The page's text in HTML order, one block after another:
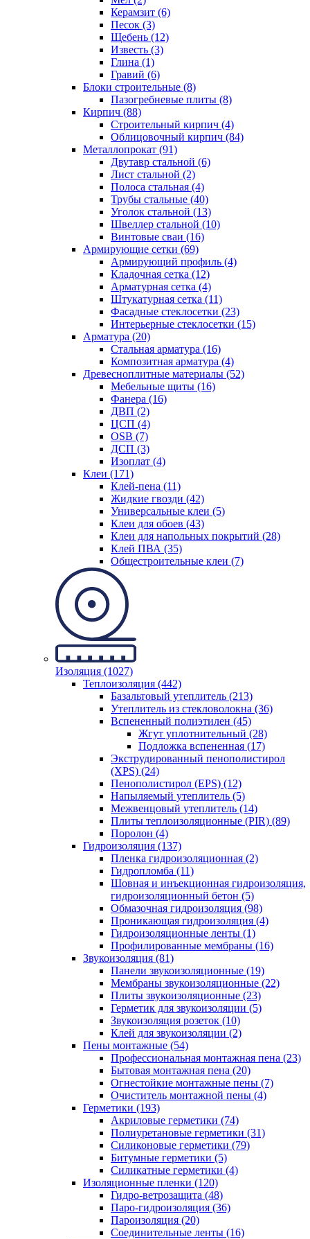
Керамзит (6)
Песок (3)
Щебень (12)
Известь (3)
Глина (1)
Гравий (6)
Блоки строительные (8)
Пазогребневые плиты (8)
Кирпич (88)
Строительный кирпич (4)
Облицовочный кирпич (84)
Металлопрокат (91)
Двутавр стальной (6)
Лист стальной (2)
Полоса стальная (4)
Трубы стальные (40)
Уголок стальной (13)
Швеллер стальной (10)
Винтовые сваи (16)
Армирующие сетки (69)
Армирующий профиль (4)
Кладочная сетка (12)
Арматурная сетка (4)
Штукатурная сетка (11)
Фасадные стеклосетки (23)
Интерьерные стеклосетки (15)
Арматура (20)
Стальная арматура (16)
Композитная арматура (4)
Древесноплитные материалы (52)
Мебельные щиты (16)
Фанера (16)
ДВП (2)
ЦСП (4)
OSB (7)
ДСП (3)
Изоплат (4)
Клеи (171)
Клей-пена (11)
Жидкие гвозди (42)
Универсальные клеи (5)
Клеи для обоев (43)
Клеи для напольных покрытий (28)
Клей ПВА (35)
Общестроительные клеи (7)
Изоляция (1027)
Теплоизоляция (442)
Базальтовый утеплитель (213)
Утеплитель из стекловолокна (36)
Вспененный полиэтилен (45)
Жгут уплотнительный (28)
Подложка вспененная (17)
Экструдированный пенополистирол
(XPS) (24)
Пенополистирол (EPS) (12)
Напыляемый утеплитель (5)
Межвенцовый утеплитель (14)
Плиты теплоизоляционные (PIR) (89)
Поролон (4)
Гидроизоляция (137)
Пленка гидроизоляционная (2)
Гидропломба (11)
Шовная и инъекционная гидроизоляция,
гидроизоляционный бетон (5)
Обмазочная гидроизоляция (98)
Проникающая гидроизоляция (4)
Гидроизоляционные ленты (1)
Профилированные мембраны (16)
Звукоизоляция (81)
Панели звукоизоляционные (19)
Мембраны звукоизоляционные (22)
Плиты звукоизоляционные (23)
Герметик для звукоизоляции (5)
Звукоизоляция розеток (10)
Клей для звукоизоляции (2)
Пены монтажные (54)
Профессиональная монтажная пена (23)
Бытовая монтажная пена (20)
Огнестойкие монтажные пены (7)
Очиститель монтажной пены (4)
Герметики (193)
Акриловые герметики (74)
Полиуретановые герметики (31)
Силиконовые герметики (79)
Битумные герметики (5)
Силикатные герметики (4)
Изоляционные пленки (120)
Гидро-ветрозащита (48)
Паро-гидроизоляция (36)
Пароизоляция (20)
Соединительные ленты (16)